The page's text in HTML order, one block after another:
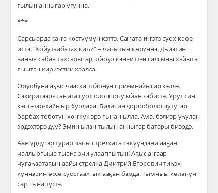
тылын анныгар угунна.
***
Сарсыарда саҥа көстүүмүн кэттэ. Саҥата-иҥэтэ суох кофе
истэ. “Хойутаабатах киһи” – чаһытын көрүннэ. Дьиэтин
аанын сабан тахсарыгар, ойоҕо кэнниттэн салгыны хайыта
тыытан кириэстии хаалла.
Оруобуна аҕыс чааска тойонун приемнайыгар кэллэ.
Сэкиритээрэ саҥата суох олоппоһу ыйан кэбистэ. Урут син
кэпсэтэр-хайыыр буолара. Билигин дорооболоспутугар
барбах төбөтүн хоҥкук эрэ гынан ылла. Ама, бэлиэр уһулан
эрдэхтэрэ дуу? Эмин ылан тылын анныгар батары биэрдэ.
Аан үрдүгэр турар чаһы стрелката сөкүүндэни ааҕан
чаллыргыыр тыаһа эчи улааппытын! Аҕыс аҥаар
чугаһаатаҕын аайы стрелка Дмитрий Егорович тиһэх
күннэрин өссө суостаахтык ааҕан барда. Тымныы көлөһүн
сар гына түстэ.